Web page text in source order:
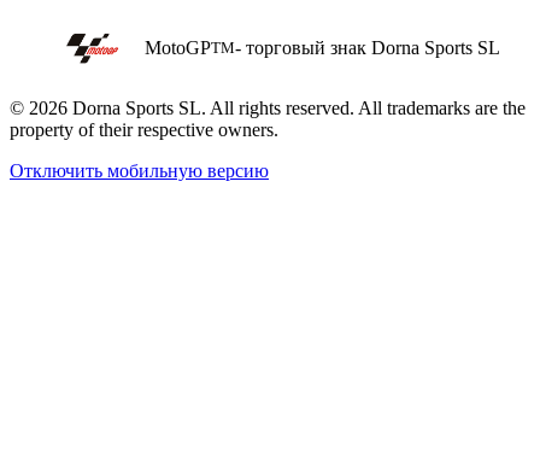
MotoGPTM- торговый знак Dorna Sports SL
© 2026 Dorna Sports SL. All rights reserved. All trademarks are the
property of their respective owners.
Отключить мобильную версию